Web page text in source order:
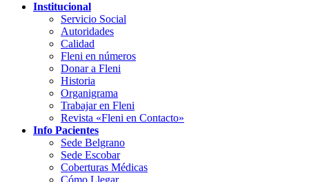
Institucional
Servicio Social
Autoridades
Calidad
Fleni en números
Donar a Fleni
Historia
Organigrama
Trabajar en Fleni
Revista «Fleni en Contacto»
Info Pacientes
Sede Belgrano
Sede Escobar
Coberturas Médicas